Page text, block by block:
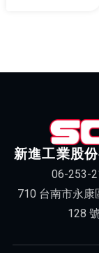
新進工業股
06-253-
710 台南市永康
128 號